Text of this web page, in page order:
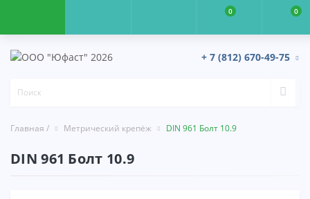
0 0
+ 7 (812) 670-49-75
Главная / Метрический крепёж DIN 961 Болт 10.9
DIN 961 Болт 10.9